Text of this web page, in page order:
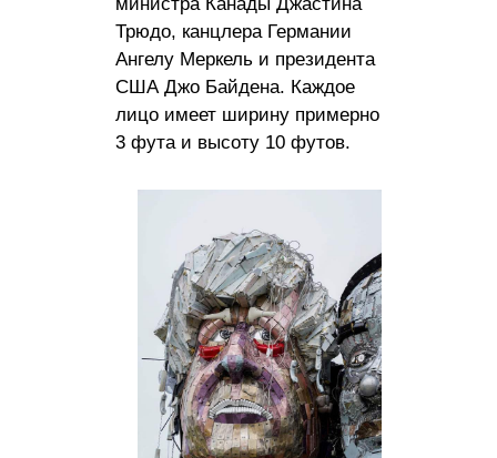
Трюдо, канцлера Германии
Ангелу Меркель и президента
США Джо Байдена. Каждое
лицо имеет ширину примерно
3 фута и высоту 10 футов.